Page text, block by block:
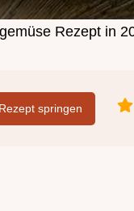
Rezept in
springen